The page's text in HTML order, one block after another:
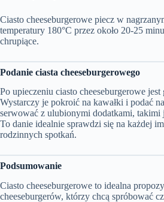
Ciasto cheeseburgerowe piecz w
temperatury 180°C przez około 20-25
chrupiące.
Podanie ciasta cheeseburgerowego
Po upieczeniu ciasto cheeseburgerowe
Wystarczy je pokroić na kawałki i podać
serwować z ulubionymi dodatkami, takimi
To danie idealnie sprawdzi się na każdej
rodzinnych spotkań.
Podsumowanie
Ciasto cheeseburgerowe to idealna
cheeseburgerów, którzy chcą spróbować